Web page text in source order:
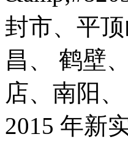
封市、平
昌、 鹤壁
店、南阳
2015 年新